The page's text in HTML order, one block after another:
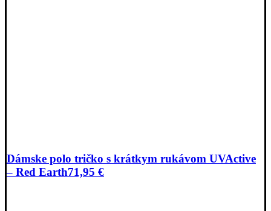
Dámske polo tričko s krátkym rukávom UVActive
– Red Earth71,95 €